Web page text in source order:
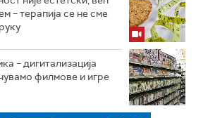
– терапија се не сме
– дигитализација
филмове и игре